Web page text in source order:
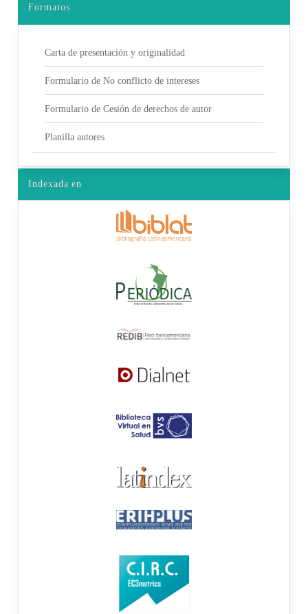
Formatos
Carta de presentación y originalidad
Formulario de No conflicto de intereses
Formulario de Cesión de derechos de autor
Planilla autores
Indexada en